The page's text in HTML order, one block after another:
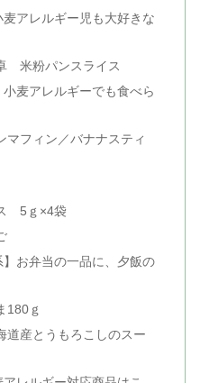
アレルギー児も大好きな
米粉パンスライス
麦アレルギーでも食べら
フィン／バナナスティ
5ｇ×4袋
お弁当の一品に、夕飯の
180ｇ
産とうもろこしのスー